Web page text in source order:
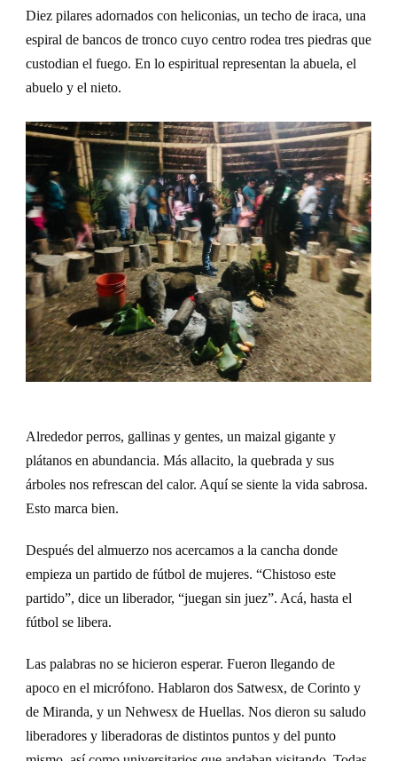
Diez pilares adornados con heliconias, un techo de iraca, una
espiral de bancos de tronco cuyo centro rodea tres piedras que
custodian el fuego. En lo espiritual representan la abuela, el
abuelo y el nieto.
Alrededor perros, gallinas y gentes, un maizal gigante y
plátanos en abundancia. Más allacito, la quebrada y sus
árboles nos refrescan del calor. Aquí se siente la vida sabrosa.
Esto marca bien.
Después del almuerzo nos acercamos a la cancha donde
empieza un partido de fútbol de mujeres. “Chistoso este
partido”, dice un liberador, “juegan sin juez”. Acá, hasta el
fútbol se libera.
Las palabras no se hicieron esperar. Fueron llegando de
apoco en el micrófono. Hablaron dos Satwesx, de Corinto y
de Miranda, y un Nehwesx de Huellas. Nos dieron su saludo
liberadores y liberadoras de distintos puntos y del punto